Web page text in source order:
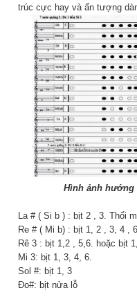
trúc cực hay và ấn tượng
Hình ảnh hướng
La # ( Si b ) : bịt 2 , 3. Thổi
Re # ( Mi b) : bịt 1, 2 , 3, 4 ,
Rê 3 : bịt 1,2 , 5,6. hoặc bịt
Mi 3: bịt 1, 3, 4, 6.
Sol #: bịt 1, 3
Đo#: bịt nửa lỗ